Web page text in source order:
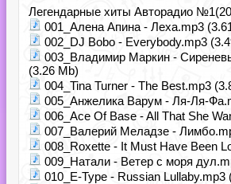
Легендарные хиты Авторадио
001_Алена Апина - Леха.mp3
002_DJ Bobo - Everybody.mp3
003_Владимир Маркин -
(3.26 Mb)
004_Tina Turner - The Best.mp3
005_Анжелика Варум - Ля-Ля-
006_Ace Of Base - All That She
007_Валерий Меладзе -
008_Roxette - It Must Have Been
009_Натали - Ветер с моря
010_E-Type - Russian Lullaby.mp3